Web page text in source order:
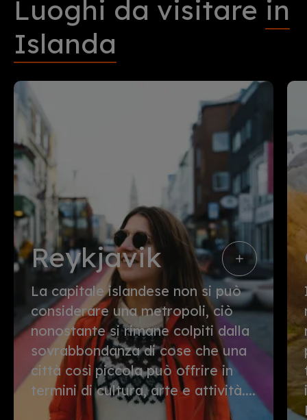
Luoghi da visitare in
Islanda
Reykjavik
La capitale islandese non si può
considerare una metropoli, ciò
nonostante si rimane colpiti dalla
sovrabbondanza di cose che una
città così piccola può offrire in
termini di cultura, arte e attività....